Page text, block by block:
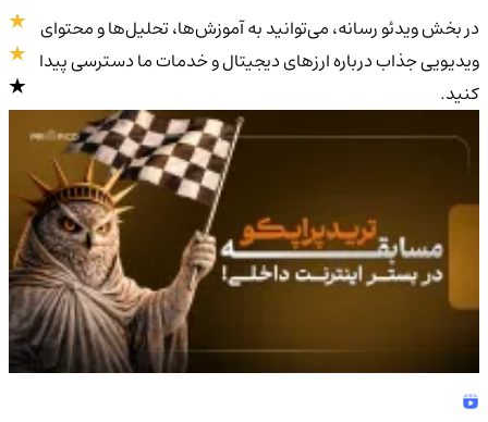
4.9/5
در بخش ویدئو رسانه، می‌توانید به آموزش‌ها، تحلیل‌ها و محتوای
ویدیویی جذاب درباره ارزهای دیجیتال و خدمات ما دسترسی پیدا
کنید.